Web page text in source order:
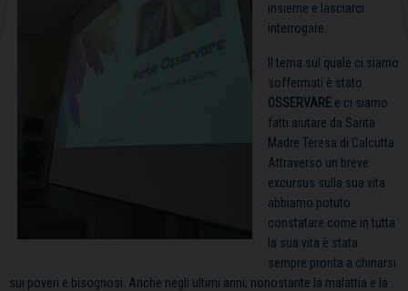
insieme e lasciarci
interrogare.
Il tema sul quale ci siamo
soffermati è stato
OSSERVARE e ci siamo
fatti aiutare da Santa
Madre Teresa di Calcutta.
Attraverso un breve
excursus sulla sua vita
abbiamo potuto
constatare come in tutta
la sua vita è stata
sempre pronta a chinarsi
sui poveri e bisognosi. Anche negli ultimi anni, nonostante la malattia e la